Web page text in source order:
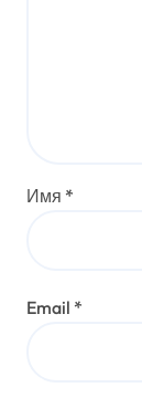
Имя *
Email *